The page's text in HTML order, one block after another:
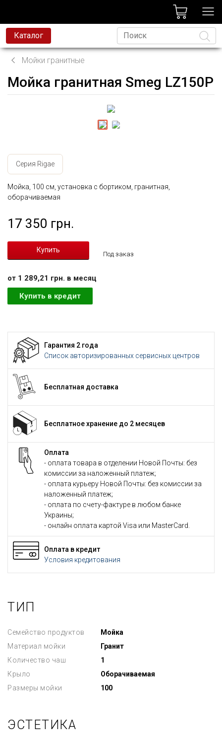
Каталог
Язык
Мойки гранитные
Мойка гранитная Smeg LZ150P
Серия Rigae
Мойка, 100 см, установка с бортиком, гранитная,
оборачиваемая
17 350 грн.
Под заказ
от 1 289,21 грн. в месяц
Купить в кредит
Гарантия 2 года
Список авторизированных сервисных центров
Бесплатная доставка
Бесплатное хранение до 2 месяцев
Оплата
- оплата товара в отделении Новой Почты: без
комиссии за наложенный платеж;
- оплата курьеру Новой Почты: без комиссии за
наложенный платеж;
- оплата по счету-фактуре в любом банке
Украины;
- онлайн оплата картой Visa или MasterCard.
Оплата в кредит
Условия кредитования
ТИП
Семейство продуктов
Мойка
Материал мойки
Гранит
Количество чаш
1
Крыло
Оборачиваемая
Размеры мойки
100
ЭСТЕТИКА